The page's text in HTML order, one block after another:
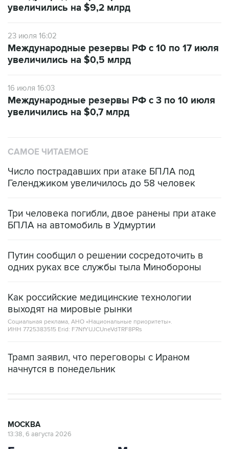
увеличились на $9,2 млрд
23 июля 16:02
Международные резервы РФ с 10 по 17 июля
увеличились на $0,5 млрд
16 июля 16:03
Международные резервы РФ с 3 по 10 июля
увеличились на $0,7 млрд
САМОЕ ЧИТАЕМОЕ
Число пострадавших при атаке БПЛА под
Геленджиком увеличилось до 58 человек
Три человека погибли, двое ранены при атаке
БПЛА на автомобиль в Удмуртии
Путин сообщил о решении сосредоточить в
одних руках все службы тыла Минобороны
Как российские медицинские технологии
выходят на мировые рынки
Социальная реклама, АНО «Национальные приоритеты».
ИНН 7725383515 Erid: F7NfYUJCUneVdTRF8PRs
Трамп заявил, что переговоры с Ираном
начнутся в понедельник
МОСКВА
13:38, 6 августа 2026